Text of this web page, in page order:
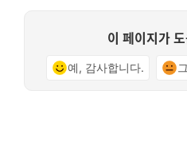
이 페이지가
예, 감사합니다.